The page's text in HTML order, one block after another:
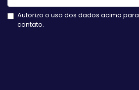
Autorizo o uso dos dados acima para
contato.